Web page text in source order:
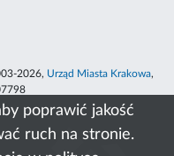
poprawić jakość
ruch na stronie.
2026, Urząd Miasta Krakowa,